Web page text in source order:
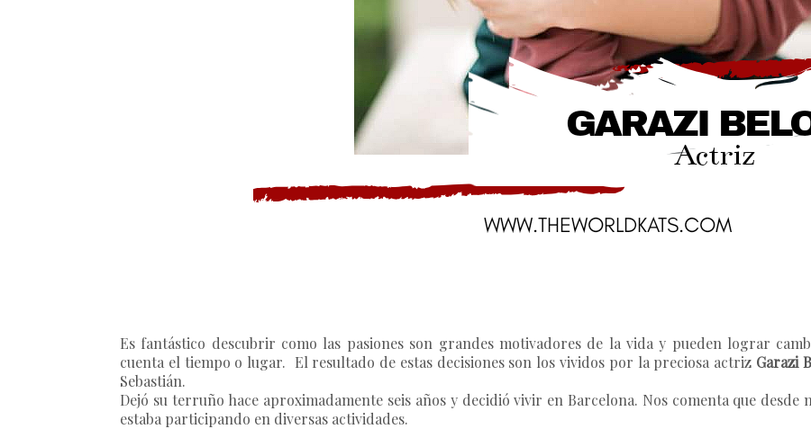
Es fantástico descubrir como las pasiones son grandes motivadores de la vida y pueden lograr
cuenta el tiempo o lugar. El resultado de estas decisiones son los vividos por la preciosa actriz Garazi
Sebastián.
Dejó su terruño hace aproximadamente seis años y decidió vivir en Barcelona. Nos comenta que desde
estaba participando en diversas actividades.